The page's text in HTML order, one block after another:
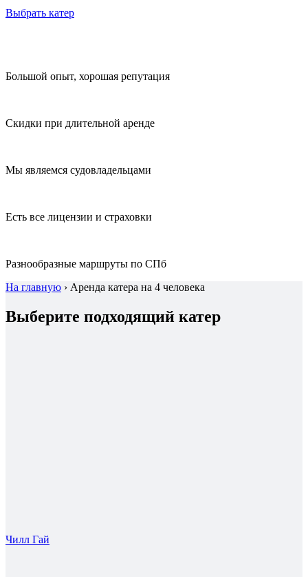
Выбрать катер
Большой опыт, хорошая репутация
Скидки при длительной аренде
Мы являемся судовладельцами
Есть все лицензии и страховки
Разнообразные маршруты по СПб
На главную › Аренда катера на 4 человека
Выберите подходящий катер
Чилл Гай